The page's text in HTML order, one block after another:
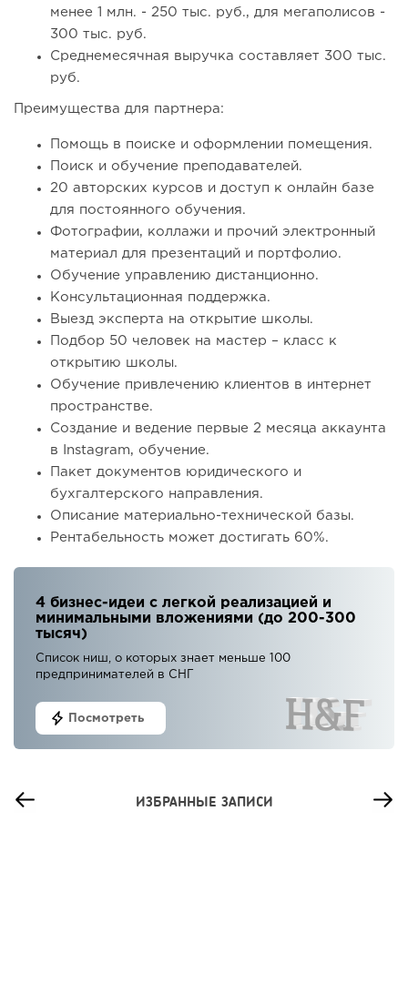
менее 1 млн. - 250 тыс. руб., для мегаполисов -
300 тыс. руб.
Среднемесячная выручка составляет 300 тыс.
руб.
Преимущества для партнера:
Помощь в поиске и оформлении помещения.
Поиск и обучение преподавателей.
20 авторских курсов и доступ к онлайн базе
для постоянного обучения.
Фотографии, коллажи и прочий электронный
материал для презентаций и портфолио.
Обучение управлению дистанционно.
Консультационная поддержка.
Выезд эксперта на открытие школы.
Подбор 50 человек на мастер – класс к
открытию школы.
Обучение привлечению клиентов в интернет
пространстве.
Создание и ведение первые 2 месяца аккаунта
в Instagram, обучение.
Пакет документов юридического и
бухгалтерского направления.
Описание материально-технической базы.
Рентабельность может достигать 60%.
4 бизнес-идеи с легкой реализацией и
минимальными вложениями (до 200-300
тысяч)
Список ниш, о которых знает меньше 100
предпринимателей в СНГ
Посмотреть
ИЗБРАННЫЕ ЗАПИСИ